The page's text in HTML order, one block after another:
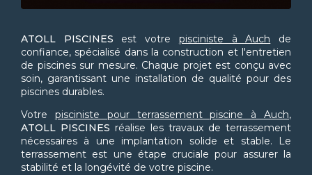
ATOLL PISCINES est votre pisciniste à Auch de
confiance, spécialisé dans la construction et l'entretien
de piscines sur mesure. Chaque projet est conçu avec
soin, garantissant une installation de qualité pour des
piscines durables.
Votre pisciniste pour terrassement piscine à Auch,
ATOLL PISCINES réalise les travaux de terrassement
nécessaires à une implantation solide et stable. Le
terrassement est une étape cruciale pour assurer la
stabilité et la longévité de votre piscine.